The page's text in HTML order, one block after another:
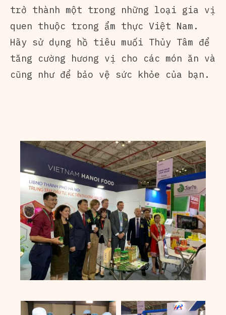
trở thành một trong những loại gia vị
quen thuộc trong ẩm thực Việt Nam.
Hãy sử dụng hồ tiêu muối Thủy Tâm để
tăng cường hương vị cho các món ăn và
cũng như để bảo vệ sức khỏe của bạn.